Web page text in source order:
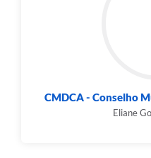
CMDCA - Conselho
Eliane